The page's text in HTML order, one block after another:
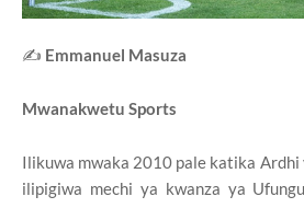
✍️ Emmanuel Masuza
Mwanakwetu Sports
Ilikuwa mwaka 2010 pale katika Ardhi
ilipigiwa mechi ya kwanza ya